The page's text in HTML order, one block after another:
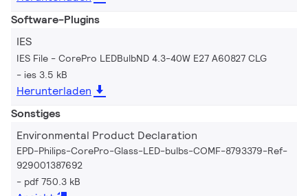
Software-Plugins
IES
IES File - CorePro LEDBulbND 4.3-40W E27 A60827 CLG
ies 3.5 kB
Herunterladen
Sonstiges
Environmental Product Declaration
EPD-Philips-CorePro-Glass-LED-bulbs-COMF-8793379-Ref-
929001387692
pdf 750.3 kB